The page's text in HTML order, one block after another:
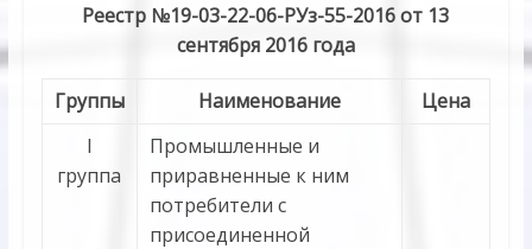
Реестр №19-03-22-06-РУз-55-2016 от 13
сентября 2016 года
Группы Наименование
Цена
I
группа
Промышленные и
приравненные к ним
потребители с
присоединенной